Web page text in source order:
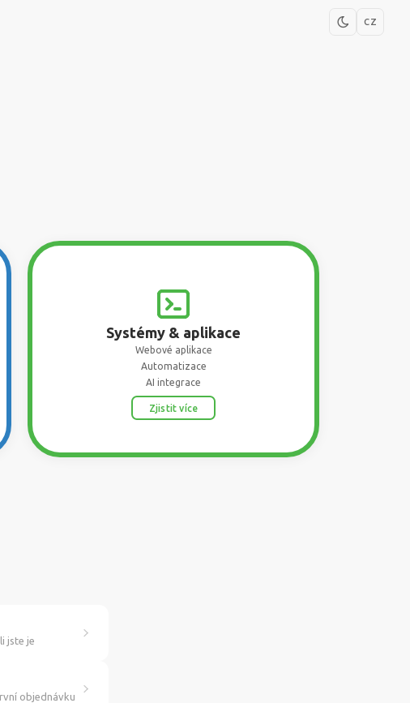
CZ
Systémy & aplikace
Webové aplikace
Automatizace
AI integrace
Zjistit více
jste je
objednávku